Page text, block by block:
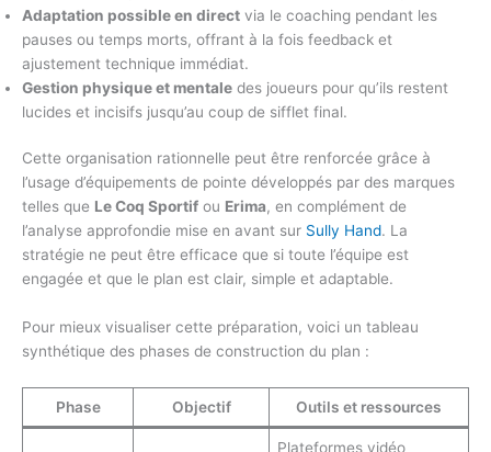
Adaptation possible en direct via le coaching pendant les
pauses ou temps morts, offrant à la fois feedback et
ajustement technique immédiat.
Gestion physique et mentale des joueurs pour qu’ils restent
lucides et incisifs jusqu’au coup de sifflet final.
Cette organisation rationnelle peut être renforcée grâce à
l’usage d’équipements de pointe développés par des marques
telles que Le Coq Sportif ou Erima, en complément de
l’analyse approfondie mise en avant sur Sully Hand. La
stratégie ne peut être efficace que si toute l’équipe est
engagée et que le plan est clair, simple et adaptable.
Pour mieux visualiser cette préparation, voici un tableau
synthétique des phases de construction du plan :
Phase Objectif Outils et ressources
Plateformes vidéo